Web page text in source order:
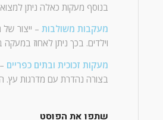
בנוסף מעקות כאלה ניתן
מעקבות משולבות – ייצור
וילדים. בכך ניתן לאחוז במעקה
מעקות זכוכית ובתים כפריים
בצורה נהדרת עם מדרגות עץ.
שתפו את הפוסט